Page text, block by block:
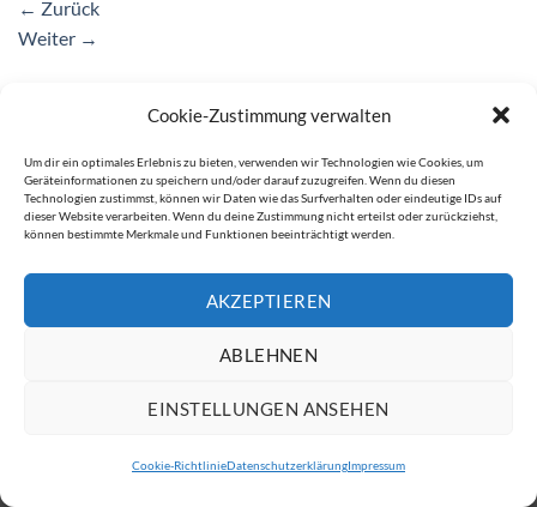
Cookie-Zustimmung verwalten
Um dir ein optimales Erlebnis zu bieten, verwenden wir Technologien wie Cookies, um
Geräteinformationen zu speichern und/oder darauf zuzugreifen. Wenn du diesen
Technologien zustimmst, können wir Daten wie das Surfverhalten oder eindeutige IDs auf
dieser Website verarbeiten. Wenn du deine Zustimmung nicht erteilst oder zurückziehst,
können bestimmte Merkmale und Funktionen beeinträchtigt werden.
AKZEPTIEREN
ABLEHNEN
EINSTELLUNGEN ANSEHEN
Cookie-RichtlinieDatenschutzerklärungImpressum
← Zurück
Weiter →
Copyright 2026 ©ATW Automatentechnik Wartchow GmbH